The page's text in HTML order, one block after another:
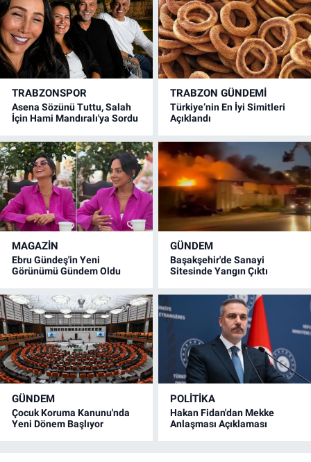
TRABZONSPOR
Asena Sözünü Tuttu, Salah
İçin Hami Mandıralı'ya Sordu
TRABZON GÜNDEMİ
Türkiye’nin En İyi Simitleri
Açıklandı
MAGAZİN
Ebru Gündeş'in Yeni
Görünümü Gündem Oldu
GÜNDEM
Başakşehir'de Sanayi
Sitesinde Yangın Çıktı
GÜNDEM
Çocuk Koruma Kanunu'nda
Yeni Dönem Başlıyor
POLİTİKA
Hakan Fidan'dan Mekke
Anlaşması Açıklaması